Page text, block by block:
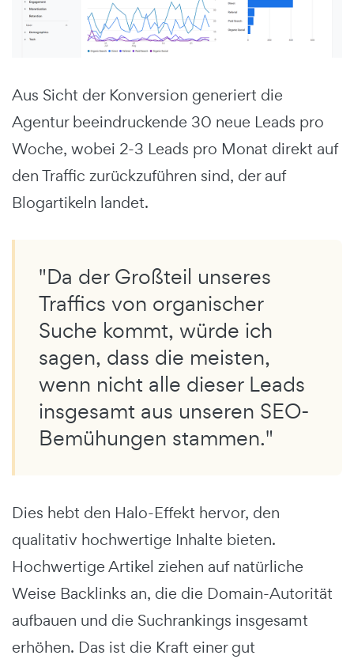
Aus Sicht der Konversion generiert die
Agentur beeindruckende 30 neue Leads pro
Woche, wobei 2-3 Leads pro Monat direkt auf
den Traffic zurückzuführen sind, der auf
Blogartikeln landet.
"Da der Großteil unseres
Traffics von organischer
Suche kommt, würde ich
sagen, dass die meisten,
wenn nicht alle dieser Leads
insgesamt aus unseren SEO-
Bemühungen stammen."
Dies hebt den Halo-Effekt hervor, den
qualitativ hochwertige Inhalte bieten.
Hochwertige Artikel ziehen auf natürliche
Weise Backlinks an, die die Domain-Autorität
aufbauen und die Suchrankings insgesamt
erhöhen. Das ist die Kraft einer gut